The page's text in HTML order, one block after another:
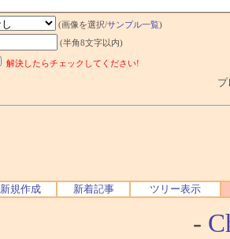
(画像を選択/サンプル一覧)
(半角8文字以内)
解決したらチェックしてください!
プ
新規作成 新着記事 ツリー表示
-